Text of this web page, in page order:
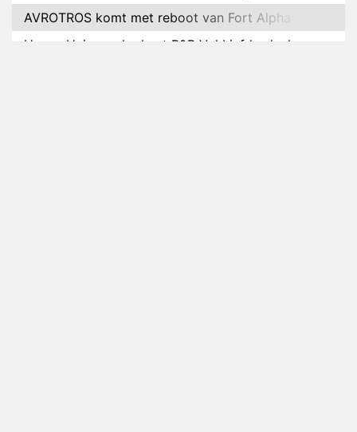
AVROTROS komt met reboot van Fort Alpha
Henny Huisman herkent B&B Vol Liefde-deelnemer